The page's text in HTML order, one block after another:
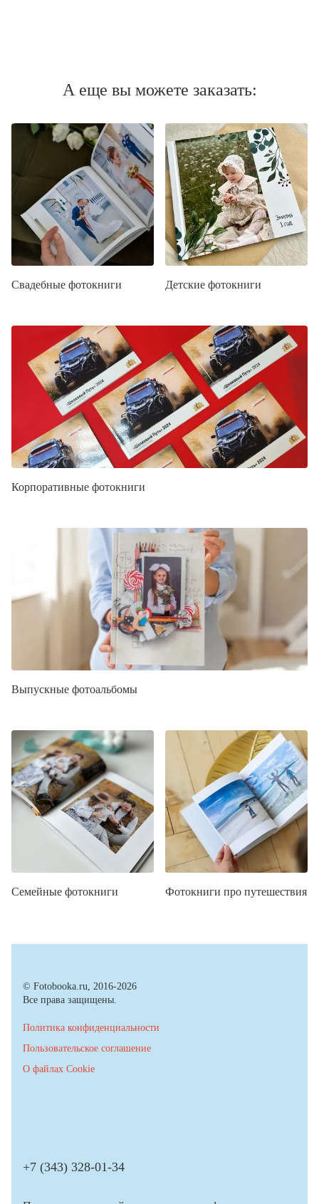
А еще вы можете заказать:
Свадебные фотокниги Детские фотокниги
Корпоративные фотокниги
Выпускные фотоальбомы
Семейные фотокниги Фотокниги про путешествия
© Fotobooka.ru, 2016-2026
Все права защищены.
Политика конфиденциальности
Пользовательское соглашение
О файлах Cookie
+7 (343) 328-01-34